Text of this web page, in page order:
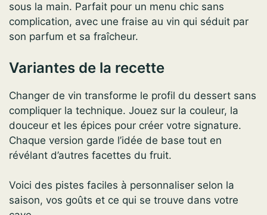
sous la main. Parfait pour un menu chic sans
complication, avec une fraise au vin qui séduit par
son parfum et sa fraîcheur.
Variantes de la recette
Changer de vin transforme le profil du dessert sans
compliquer la technique. Jouez sur la couleur, la
douceur et les épices pour créer votre signature.
Chaque version garde l’idée de base tout en
révélant d’autres facettes du fruit.
Voici des pistes faciles à personnaliser selon la
saison, vos goûts et ce qui se trouve dans votre